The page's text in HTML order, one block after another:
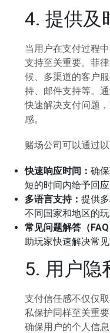
4. 提供及
当用户在支付过程
支持至关重要。菲
候、多渠道的客户
持、邮件支持等。
快速解决支付问题
感。
赌场公司可以通过
快速响应时间：确
短的时间内给予回应
多语言支持：提供
不同国家和地区的玩
常见问题解答（
助玩家快速解决常见
5. 用户隐
支付信任感不仅仅
私保护同样至关重
确保用户的个人信